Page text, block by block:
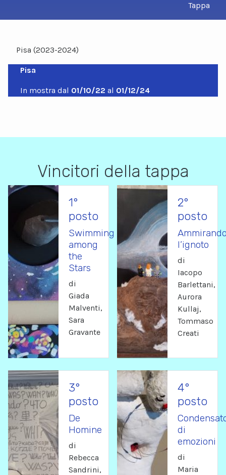
Tappa
Pisa (2023-2024)
Pisa
In mostra dal 01/10/22 al 01/12/24
Vincitori della tappa
1°
posto
Swimming
among
the
Stars
di
Giada
Malventi,
Sara
Gravante
2°
posto
l’ignoto
di
Iacopo
Barlettani,
Aurora
Kullaj,
Tommaso
Creati
3°
posto
De
Homine
di
Rebecca
Sandrini,
4°
posto
di
emozioni
di
Maria